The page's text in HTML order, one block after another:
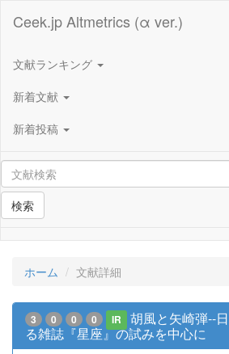
Ceek.jp Altmetrics (α ver.)
文献ランキング
新着文献
新着投稿
検索
ホーム 文献詳細
3 0 0 0 IR
胡風と矢崎弾--
る雑誌『星座』の試みを中心に